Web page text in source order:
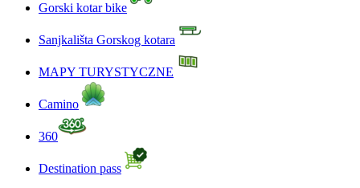
Gorski kotar bike
Sanjkališta Gorskog kotara
MAPY TURYSTYCZNE
Camino
360
Destination pass